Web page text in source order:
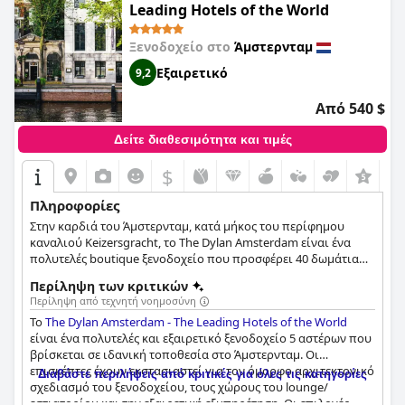
επισκέπτες. Το μεγάλο και σύγχρονο γκαράζ του ξενοδοχείου,
αν και ακριβό, είναι ένας καλός τρόπος για να σταθμεύσετε με
ασφάλεια το αυτοκίνητό σας. Το Hotel Okura Amsterdam - The
Leading Hotels of the World φαίνεται να είναι μια εξαιρετική
επιλογή για οικογένειες που αναζητούν μια αξέχαστη
διαμονή στο Άμστερνταμ και για επαγγελματίες ταξιδιώτες
που αναζητούν πολυτελή άνεση κοντά στο συνεδριακό κέντρο
RAI. Συνολικά, το ξενοδοχείο τηρεί την υπόσχεσή του για
πολυτέλεια και εξαιρετικές υπηρεσίες, καθιστώντας το μια
καλή επιλογή για όσους αναζητούν μια παρακμιακή διαμονή.
Leading Hotels of the World
Ξενοδοχείο στο Άμστερνταμ
9,2 Εξαιρετικό
Από 540 $
Δείτε διαθεσιμότητα και τιμές
$
Πληροφορίες
Στην καρδιά του Άμστερνταμ, κατά μήκος του περίφημου
καναλιού Keizersgracht, το The Dylan Amsterdam είναι ένα
πολυτελές boutique ξενοδοχείο που προσφέρει 40 δωμάτια
Περίληψη των κριτικών
Περίληψη από τεχνητή νοημοσύνη
ΤοThe Dylan Amsterdam - The Leading Hotels of the World
είναι ένα πολυτελές και εξαιρετικό ξενοδοχείο 5 αστέρων που
βρίσκεται σε ιδανική τοποθεσία στο Άμστερνταμ. Οι
επισκέπτες έχουν εκστασιαστεί για τον όμορφο αρχιτεκτονικό
σχεδιασμό του ξενοδοχείου, τους χώρους του lounge/
Διαβάστε περιλήψεις από κριτικές για όλες τις κατηγορίες